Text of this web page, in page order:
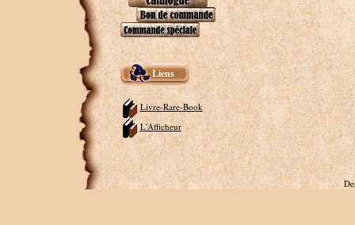
Liens
Livre-Rare-Book
L'Afficheur